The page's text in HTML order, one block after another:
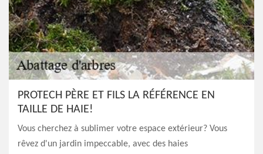
PROTECH PÈRE ET FILS LA RÉFÉRENCE EN
TAILLE DE HAIE!
Vous cherchez à sublimer votre espace extérieur? Vous
rêvez d'un jardin impeccable, avec des haies